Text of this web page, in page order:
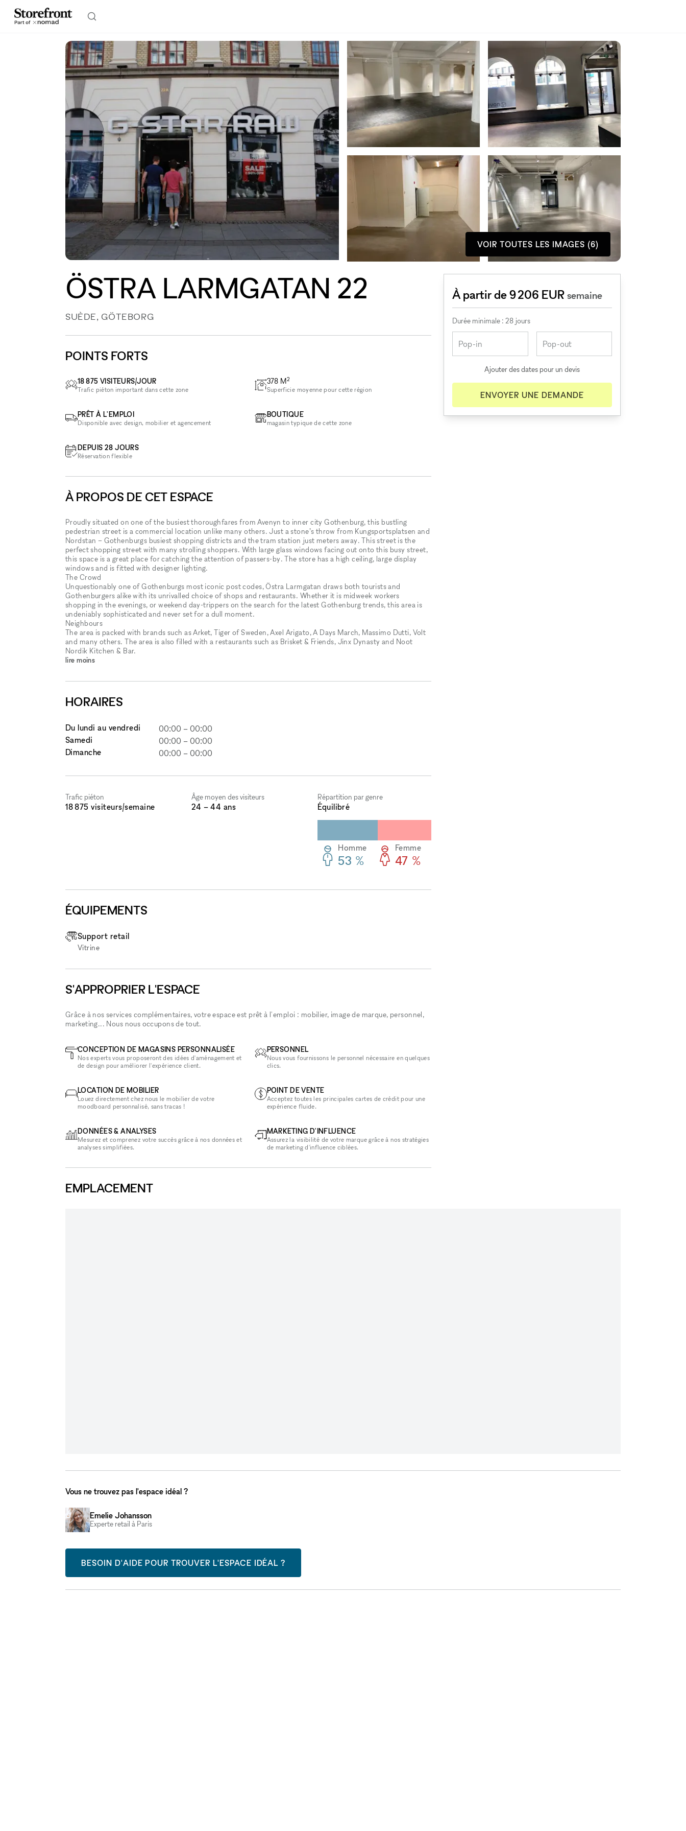
VOIR TOUTES LES IMAGES (6)
ÖSTRA LARMGATAN 22
SUÈDE, GÖTEBORG
POINTS FORTS
18 875 VISITEURS/JOUR
Trafic piéton important dans cette zone
PRÊT À L'EMPLOI
Disponible avec design, mobilier et agencement
DEPUIS 28 JOURS
Réservation flexible
378 M2
Superficie moyenne pour cette région
BOUTIQUE
magasin typique de cette zone
À PROPOS DE CET ESPACE
Proudly situated on one of the busiest thoroughfares from Avenyn to inner city Gothenburg​​,​​ this bustling
pedestrian street is a commercial location unlike many others. Just a stone’s throw from Kungsportsplatsen and
Nordstan – Gothenburgs busiest shopping districts and the tram station just meters away. This street is the
perfect shopping street with many strolling shoppers. With large glass windows facing out onto this busy street​​,​​
this space is a great place for catching the attention of passers-by. The store has a high ceiling​​​,​​​ large display
windows and is fitted with designer lighting.
The Crowd
Unquestionably one of Gothenburgs most iconic post codes​​,​​ Östra Larmgatan draws both tourists and
Gothenburgers alike with its unrivalled choice of shops and restaurants. Whether it is midweek workers
shopping in the evenings​​,​​ or weekend day-trippers on the search for the latest Gothenburg trends​​,​​ this area is
undeniably sophisticated and never set for a dull moment.
Neighbours
The area is packed with brands such as Arket, Tiger of Sweden, Axel Arigato, A Days March, Massimo Dutti, Volt
and many others. The area is also filled with a restaurants such as Brisket & Friends, Jinx Dynasty and Noot
Nordik Kitchen & Bar.
lire moins
HORAIRES
Du lundi au vendredi 00:00 –00:00
Samedi
00:00 –00:00
Dimanche
00:00 –00:00
Trafic piéton
18 875 visiteurs/semaine
Âge moyen des visiteurs
24 – 44 ans
Répartition par genre
Équilibré
Femme
47 %
Homme
53 %
ÉQUIPEMENTS
Support retail
Vitrine
S'APPROPRIER L'ESPACE
Grâce à nos services complémentaires, votre espace est prêt à l'emploi : mobilier, image de marque, personnel,
marketing... Nous nous occupons de tout.
CONCEPTION DE MAGASINS PERSONNALISÉE
Nos experts vous proposeront des idées d'aménagement et
de design pour améliorer l'expérience client.
LOCATION DE MOBILIER
Louez directement chez nous le mobilier de votre
moodboard personnalisé, sans tracas !
DONNÉES & ANALYSES
Mesurez et comprenez votre succès grâce à nos données et
analyses simplifiées.
PERSONNEL
Nous vous fournissons le personnel nécessaire en quelques
clics.
POINT DE VENTE
Acceptez toutes les principales cartes de crédit pour une
expérience fluide.
MARKETING D'INFLUENCE
Assurez la visibilité de votre marque grâce à nos stratégies
de marketing d'influence ciblées.
À partir de 9 206 EURsemaine
Durée minimale : 28 jours
Ajouter des dates pour un devis
ENVOYER UNE DEMANDE
EMPLACEMENT
Vous ne trouvez pas l'espace idéal ?
Emelie Johansson
Experte retail à Paris
BESOIN D'AIDE POUR TROUVER L'ESPACE IDÉAL ?